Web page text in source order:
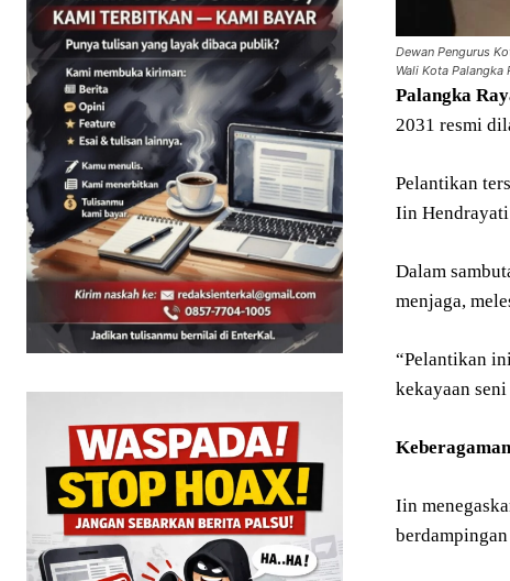
Dewan Pengurus
Wali Kota Palangka
Palangka
2031 resmi
Pelantikan
Iin
Dalam
menjaga,
“Pelantikan
kekayaan
Iin